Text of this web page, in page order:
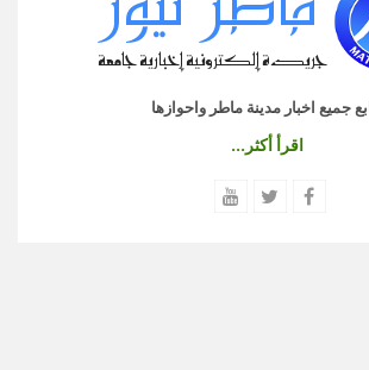
جميع اخبار مدينة ماطر واحوازها
اقرأ أكثر...